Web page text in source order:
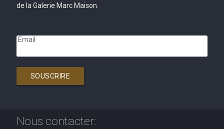
de la Galerie Marc Maison.
Email
SOUSCRIRE
Nous contacter: